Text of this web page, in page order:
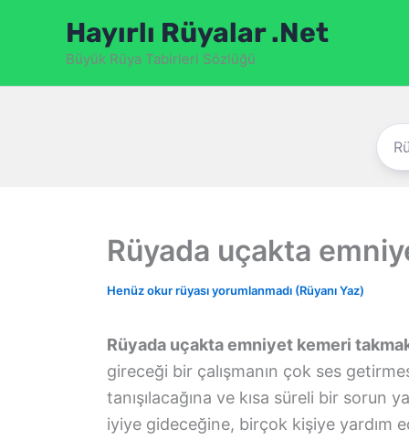
Hayırlı Rüyalar .Net
Büyük Rüya Tabirleri Sözlüğü
Rüyada uçakta
Henüz okur rüyası yorumlanmadı (Rüyanı Yaz)
Rüyada uçakta emniyet kemeri
gireceği bir çalışmanın çok ses
tanışılacağına ve kısa süreli bir sorun
iyiye gideceğine, birçok kişiye yardım